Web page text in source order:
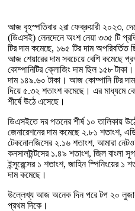
আজ বৃহস্পতিবার ২রা ফেব্রুয়ারী ২০২৩,
(ডিএসই) লেনদেনে অংশ নেয়া ৩৩৫ টি
টির দাম কমেছে, ১৬৫ টির দাম অপরিবর্তিত
আজ শেয়ারের দাম সবচেয়ে বেশি কমেছে
কোম্পানিটির ক্লোজিং দাম ছিল ১৫৮
দাম ১৪৯.৬০ টাকা। আজ কোম্পানি টির
দিয়ে ৫.৩২ শতাংশ কমেছে। এর মাধ্যমে
শীর্ষে উঠে এসেছে।
ডিএসইতে দর পতনের শীর্ষ ১০ তালিকায়
জেনারেশনের দাম কমেছে ২.৮১ শতাংশ,
টেকনোলজিসের ২.১৬ শতাংশ, আমারা
কনসালটান্টসের ১.৪৯ শতাংশ, জিল বাংলা
ইন্সুরেন্সের ১ শতাংশ, জাহিন স্পিনিংয়ের ১
দাম কমেছে।
উল্লেখ্য আজ অনেক দিন পরে টপ ২০ লুজার
প্রথম দিকে।